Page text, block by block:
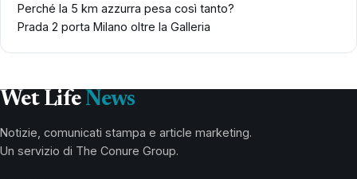
Perché la 5 km azzurra pesa così tanto?
Prada 2 porta Milano oltre la Galleria
Wet Life News
Notizie, comunicati stampa e article marketing.
Un servizio di The Conure Group.